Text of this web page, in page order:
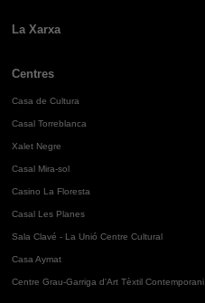
La Xarxa
Centres
Casa de Cultura
Casal Torreblanca
Xalet Negre
Casal Mira-sol
Casino La Floresta
Casal Les Planes
Sala Clavé - La Unió Centre Cultural
Casa Aymat
Centre Grau-Garriga d'Art Tèxtil Contemporani